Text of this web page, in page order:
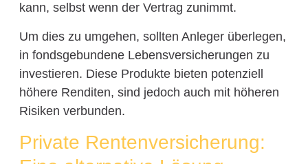
kann, selbst wenn der Vertrag zunimmt.
Um dies zu umgehen, sollten Anleger überlegen,
in fondsgebundene Lebensversicherungen zu
investieren. Diese Produkte bieten potenziell
höhere Renditen, sind jedoch auch mit höheren
Risiken verbunden.
Private Rentenversicherung: